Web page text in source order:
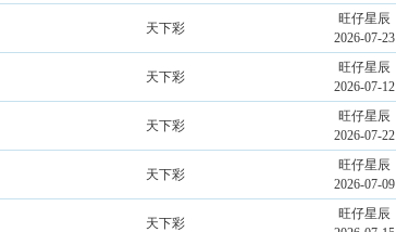
天下彩
旺仔星辰
2026-07-23
天下彩
旺仔星辰
2026-07-12
天下彩
旺仔星辰
2026-07-22
天下彩
旺仔星辰
2026-07-09
天下彩
旺仔星辰